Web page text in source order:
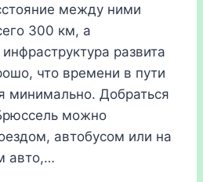
между ними
300 км, а
развита
что времени в пути
минимально. Добраться
можно
автобусом или на
авто,…